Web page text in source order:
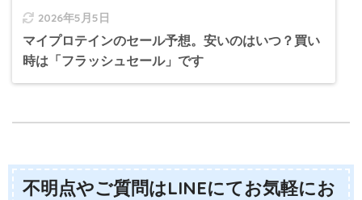
2026年5月5日
マイプロテインのセール予想。安いのはいつ？買い
時は「フラッシュセール」です
不明点やご質問はLINEにてお気軽にお